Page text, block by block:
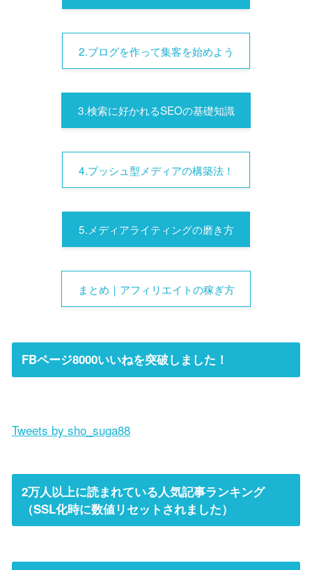
2.ブログを作って集客を始めよう
3.検索に好かれるSEOの基礎知識
4.プッシュ型メディアの構築法！
5.メディアライティングの磨き方
まとめ｜アフィリエイトの稼ぎ方
FBページ8000いいねを突破しました！
Tweets by sho_suga88
2万人以上に読まれている人気記事ランキング
（SSL化時に数値リセットされました）